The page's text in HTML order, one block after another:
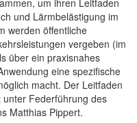
und Lärmbelästigung im
werden öffentliche
vergeben (im
über ein praxisnahes
eine spezifische
macht. Der Leitfaden
Federführung des
Matthias Pippert.